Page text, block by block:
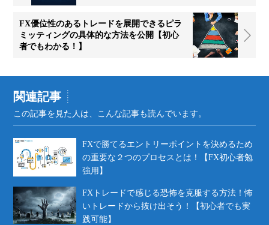
FX優位性のあるトレードを展開できるピラ
ミッティングの具体的な方法を公開【初心
者でもわかる！】
関連記事
この記事を見た人は、こんな記事も読んでいます。
FXで勝てるエントリーポイントを決めるため
の重要な２つのプロセスとは！【FX初心者勉
強用】
FXトレードで感じる恐怖を克服する方法！怖
いトレードから抜け出そう！【初心者でも実
践可能】